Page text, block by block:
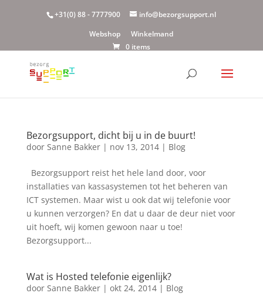
+31(0) 88 - 7777900
info@bezorgsupport.nl
Webshop
Winkelmand
0 items
Bezorgsupport, dicht bij u in de buurt!
door Sanne Bakker| nov 13, 2014| Blog
Bezorgsupport reist het hele land door, voor
installaties van kassasystemen tot het beheren van
ICT systemen. Maar wist u ook dat wij telefonie voor
u kunnen verzorgen? En dat u daar de deur niet voor
uit hoeft, wij komen gewoon naar u toe!
Bezorgsupport...
Wat is Hosted telefonie eigenlijk?
door Sanne Bakker| okt 24, 2014| Blog